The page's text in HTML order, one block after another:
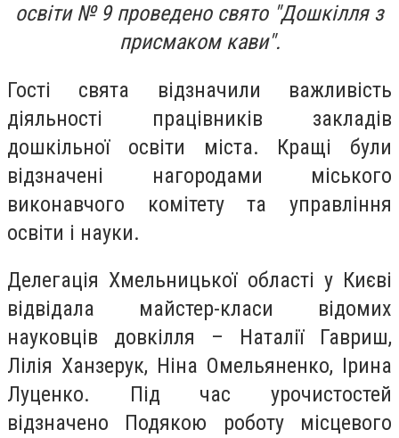
освіти № 9 проведено свято "Дошкілля з
присмаком кави".
Гості свята відзначили важливість
діяльності працівників закладів
дошкільної освіти міста. Кращі були
відзначені нагородами міського
виконавчого комітету та управління
освіти і науки.
Делегація Хмельницької області у Києві
відвідала майстер-класи відомих
науковців довкілля – Наталії Гавриш,
Лілія Ханзерук, Ніна Омельяненко, Ірина
Луценко. Під час урочистостей
відзначено Подякою роботу місцевого